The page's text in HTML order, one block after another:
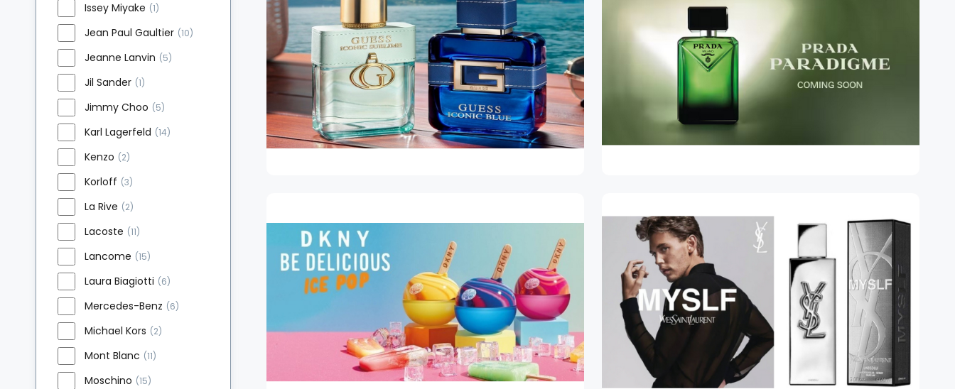
Issey Miyake (1)
Jean Paul Gaultier (10)
Jeanne Lanvin (5)
Jil Sander (1)
Jimmy Choo (5)
Karl Lagerfeld (14)
Kenzo (2)
Korloff (3)
La Rive (2)
Lacoste (11)
Lancome (15)
Laura Biagiotti (6)
Mercedes-Benz (6)
Michael Kors (2)
Mont Blanc (11)
Moschino (15)